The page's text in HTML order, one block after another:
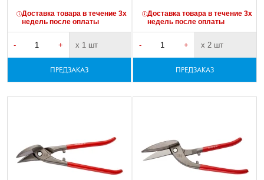
Доставка товара в течение 3х
недель после оплаты
- + х 1 шт
ПРЕДЗАКАЗ
Доставка товара в течение 3х
недель после оплаты
- + х 2 шт
ПРЕДЗАКАЗ